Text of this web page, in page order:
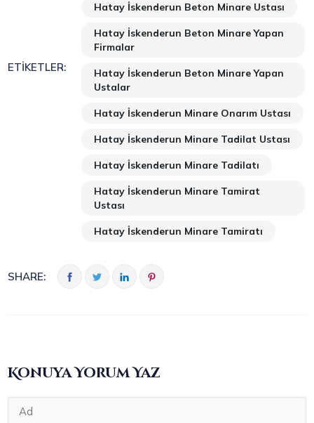
ETIKETLER:
Hatay İskenderun Beton Minare Ustası
Hatay İskenderun Beton Minare Yapan
Firmalar
Hatay İskenderun Beton Minare Yapan
Ustalar
Hatay İskenderun Minare Onarım Ustası
Hatay İskenderun Minare Tadilat Ustası
Hatay İskenderun Minare Tadilatı
Hatay İskenderun Minare Tamirat
Ustası
Hatay İskenderun Minare Tamiratı
SHARE:
Konuya Yorum Yaz